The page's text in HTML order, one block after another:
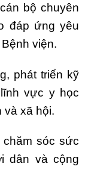
bộ chuyên
đáp ứng yêu
viện.
phát triển kỹ
vực y học
và xã hội.
sóc sức
dân và cộng